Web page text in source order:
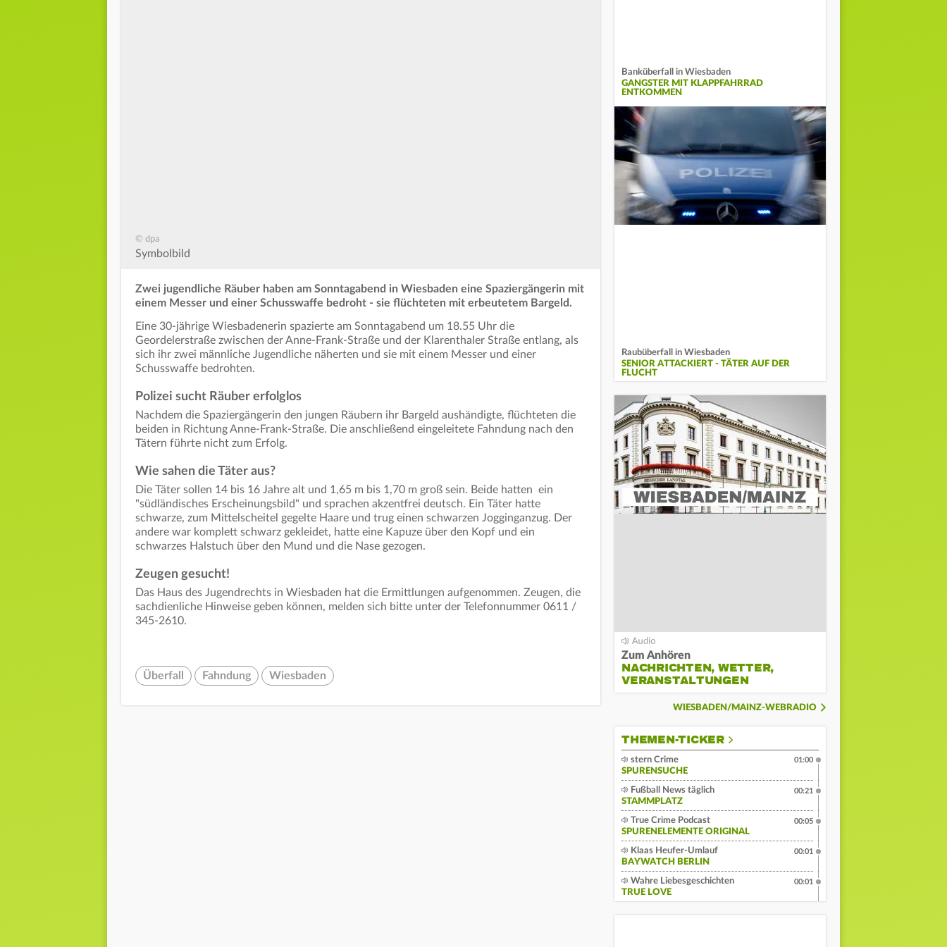
© dpa
Symbolbild
Zwei jugendliche Räuber haben am Sonntagabend in Wiesbaden eine Spaziergängerin mit
einem Messer und einer Schusswaffe bedroht - sie flüchteten mit erbeutetem Bargeld.
Eine 30-jährige Wiesbadenerin spazierte am Sonntagabend um 18.55 Uhr die
Geordelerstraße zwischen der Anne-Frank-Straße und der Klarenthaler Straße entlang, als
sich ihr zwei männliche Jugendliche näherten und sie mit einem Messer und einer
Schusswaffe bedrohten.
Polizei sucht Räuber erfolglos
Nachdem die Spaziergängerin den jungen Räubern ihr Bargeld aushändigte, flüchteten die
beiden in Richtung Anne-Frank-Straße. Die anschließend eingeleitete Fahndung nach den
Tätern führte nicht zum Erfolg.
Wie sahen die Täter aus?
Die Täter sollen 14 bis 16 Jahre alt und 1,65 m bis 1,70 m groß sein. Beide hatten ein
"südländisches Erscheinungsbild" und sprachen akzentfrei deutsch. Ein Täter hatte
schwarze, zum Mittelscheitel gegelte Haare und trug einen schwarzen Jogginganzug. Der
andere war komplett schwarz gekleidet, hatte eine Kapuze über den Kopf und ein
schwarzes Halstuch über den Mund und die Nase gezogen.
Zeugen gesucht!
Das Haus des Jugendrechts in Wiesbaden hat die Ermittlungen aufgenommen. Zeugen, die
sachdienliche Hinweise geben können, melden sich bitte unter der Telefonnummer 0611 /
345-2610.
Überfall Fahndung Wiesbaden
Banküberfall in Wiesbaden
GANGSTER MIT KLAPPFAHRRAD
ENTKOMMEN
Raubüberfall in Wiesbaden
SENIOR ATTACKIERT - TÄTER AUF DER
FLUCHT
Zum Anhören
NACHRICHTEN, WETTER,
VERANSTALTUNGEN
WIESBADEN/MAINZ-WEBRADIO
THEMEN-TICKER
stern Crime
SPURENSUCHE
01:00
Fußball News täglich
STAMMPLATZ
00:21
True Crime Podcast
SPURENELEMENTE ORIGINAL
00:05
Klaas Heufer-Umlauf
BAYWATCH BERLIN
00:01
Wahre Liebesgeschichten
TRUE LOVE
00:01